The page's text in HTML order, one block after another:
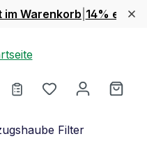
im Warenkorb 14% extra
Du hast 0
Filter